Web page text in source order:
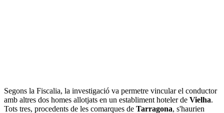
Segons la Fiscalia, la investigació va permetre vincular el conductor
amb altres dos homes allotjats en un establiment hoteler de Vielha.
Tots tres, procedents de les comarques de Tarragona, s'haurien